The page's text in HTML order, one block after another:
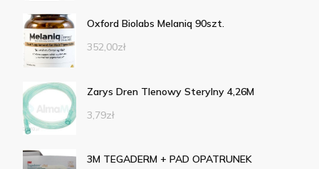
Oxford Biolabs Melaniq 90szt.
352,00zł
Zarys Dren Tlenowy Sterylny 4,26M
3,79zł
3M TEGADERM + PAD OPATRUNEK